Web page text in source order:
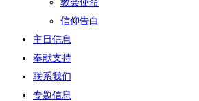
教会使命
信仰告白
主日信息
奉献支持
联系我们
专题信息